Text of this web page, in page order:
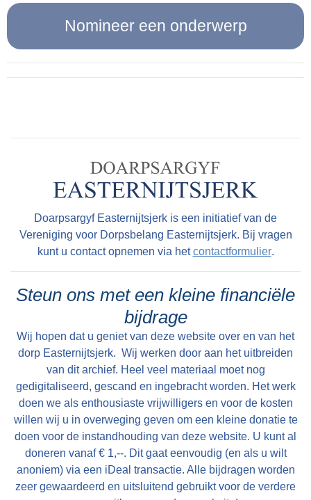
Hendrikje en Aaltje zo’n jurkje dragen. Heel fijn
dat doormiddel van deze foto’s dit spannende
Droppingsverhaal van Theunis, uit overlevering
verzetsgroepen in Fryslân gebundeld werden in
de NBS (Nederlandsche Binnenlandse
om de Duitsers te kunnen bestrijden en de
geällieerden te helpen als ze het land kwamen
munitie gedropt boven plaatsen die vooraf
waren vastgesteld, ontvangstcomités stonden
dan gereed om de containers te bergen. De
droppings bij Aalsum hadden als slagzin: ‘De
worm heeft rode haren’. Als die zin ’s middags
voor de radio (Belgische Uitzending!) werd
omgeroepen, moesten de mannen van de
bergingsploeg gewaarschuwd worden. Werd
deze slagzin ’s avonds (bij Radio Oranje)
herhaald, dan ging de dropping door en
commandant, het officiële rapport van zijn
moedige daad en zijn dagboek waarin hij de
gedeelte van zijn verslag wordt hieronder
rustig. Eenige dagen tevoren hadden we bericht
verergerd en daarop waren alle militaire
verloven ingetrokken. Bij ons, grensbewakers,
waren direct de noodige voorzorgsmaatregelen
getroffen.Onze brug, die ongeveer 300 meter
van de Duitsche grens was gelegen, werd weer
van ladingen trotyl voorzien en geheel klaar
gemaakt om hem te laten springen als dit nodig
mocht zijn. Op den weg, welke toegang gaf tot
de Duitsche grens, waren versperringen
geplaatst. Bij elke brug stond een schildwacht,
die er voor te waken had, dat er zich niemand in
de nabijheid van de brug ophield. In de lucht
hing de spanning, doch wij merkten dat niet.
Voor ons, militairen, werd het al min of meer
gewoonte, daar wij reeds een jaar wacht
hadden gehad aan de grens en reeds tallooze
malen in stelling waren geweest vanwege het
Doarpsargyf Easternijtsjerk is een initiatief van de
Vereniging voor Dorpsbelang Easternijtsjerk. Bij vragen
kunt u contact opnemen via hetcontactformulier.
Steun ons met een kleine financiële
bijdrage
Wij hopen dat u geniet van deze website over en van het
dorp Easternijtsjerk. Wij werken door aan het uitbreiden
van dit archief. Heel veel materiaal moet nog
gedigitaliseerd, gescand en ingebracht worden. Het werk
doen we als enthousiaste vrijwilligers en voor de kosten
willen wij u in overweging geven om een kleine donatie te
doen voor de instandhouding van deze website. U kunt al
doneren vanaf € 1,--. Dit gaat eenvoudig (en als u wilt
anoniem) via een iDeal transactie. Alle bijdragen worden
zeer gewaardeerd en uitsluitend gebruikt voor de verdere